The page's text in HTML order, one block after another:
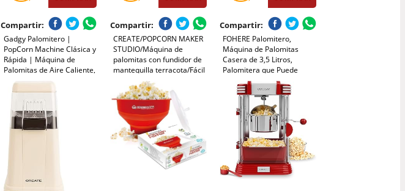
Compartir:
Gadgy Palomitero |
PopCorn Machine Clásica y
Rápida | Máquina de
Palomitas de Aire Caliente,
Sin Aceite ni Grasa | Incluye
Vaso Medidor y Tapa
Superior Abatible |
Acabado Rojo Retro
Compartir:
CREATE/POPCORN MAKER
STUDIO/Máquina de
palomitas con fundidor de
mantequilla terracota/Fácil
de usar, Hasta 100g de
maiz, Palomita en 5 min,
Palomitas dulces o saladas,
500W
Compartir:
FOHERE Palomitero,
Máquina de Palomitas
Casera de 3,5 Litros,
Palomitera que Puede
Agregar Azúcar y Aceite,
Agitación Automática, Olla
Antiadherente, Silenciosa y
Rápida, Adecuado Para Cine
en Casa